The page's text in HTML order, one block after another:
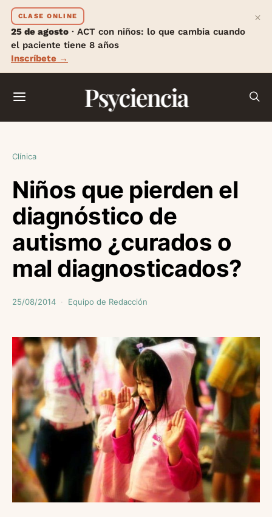
CLASE ONLINE
25 de agosto · ACT con niños: lo que cambia cuando
el paciente tiene 8 años
Inscríbete →
×
Psyciencia
Clínica
Niños que pierden el
diagnóstico de
autismo ¿curados o
mal diagnosticados?
25/08/2014 Equipo de Redacción